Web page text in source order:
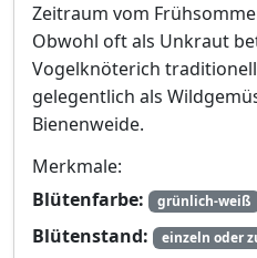
Zeitraum vom
Obwohl oft als Unkraut
Vogelknöterich
gelegentlich als
Bienenweide.
Merkmale:
Blütenfarbe:
grünlich-weiß
Blütenstand: einzeln oder